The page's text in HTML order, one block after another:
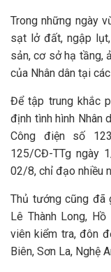
Trong những ngày
sạt lở đất, ngập
sản, cơ sở hạ tầng,
của Nhân dân tại
Để tập trung khắc
định tình hình Nhân
Công điện số
125/CĐ-TTg ngày
02/8, chỉ đạo nhiều
Thủ tướng cũng đã
Lê Thành Long,
viên kiểm tra, đôn
Biên, Sơn La, Nghệ